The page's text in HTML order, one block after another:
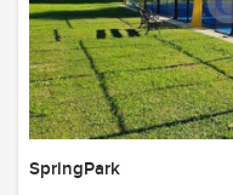
SpringPark